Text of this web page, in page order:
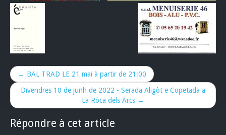
← BAL TRAD LE 21 maï à partir de 21:00
Divendres 10 de junh de 2022 - Serada Aligòt e Copetada a
La Ròca dels Arcs →
Répondre à cet article